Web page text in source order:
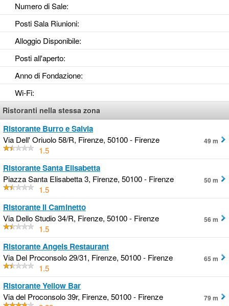
Numero di Sale:
Posti Sala Riunioni:
Alloggio Disponibile:
Posti all'aperto:
Anno di Fondazione:
Wi-Fi:
Ristoranti nella stessa zona
Ristorante Burro e Salvia
Via Dell' Oriuolo 58/R, Firenze, 50100 - Firenze
1.5
49 m
Ristorante Santa Elisabetta
Piazza Santa Elisabetta 3, Firenze, 50100 - Firenze
1.5
50 m
Ristorante Il Caminetto
Via Dello Studio 34/R, Firenze, 50100 - Firenze
1.5
56 m
Ristorante Angels Restaurant
Via Del Proconsolo 29/31, Firenze, 50100 - Firenze
1.5
65 m
Ristorante Yellow Bar
Via del Proconsolo 39r, Firenze, 50100 - Firenze
79 m